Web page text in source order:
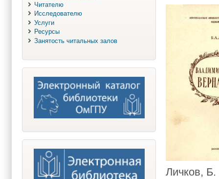
Личков,
Читателю
Исследователю
Услуги
Ресурсы
Занятость читальных залов